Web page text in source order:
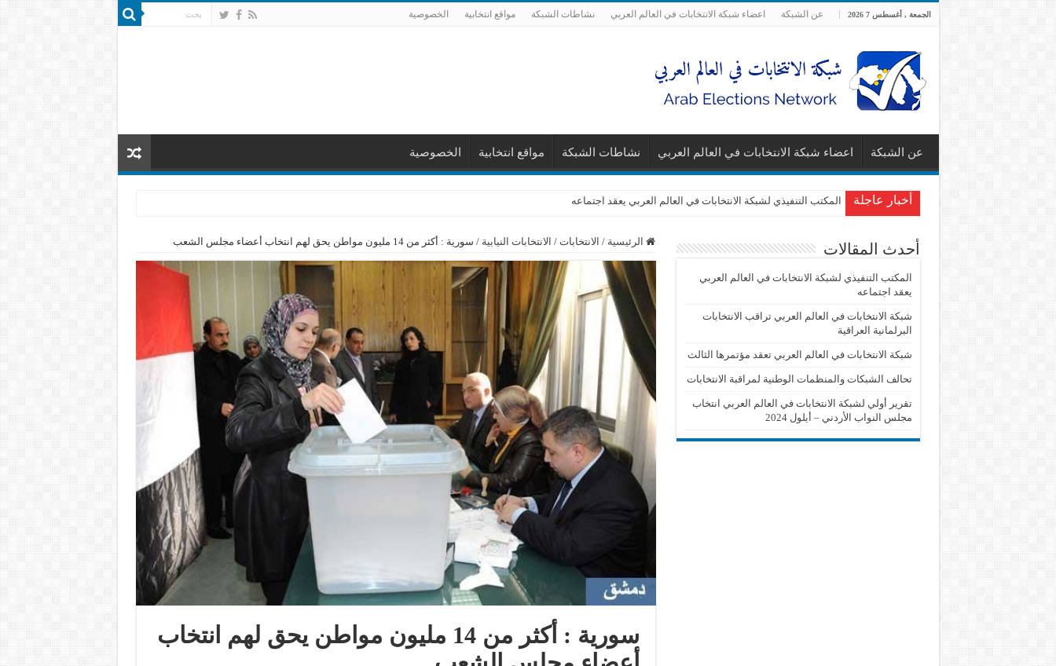
الجمعة , أغسطس 7 2026 عن الشبكة اعضاء شبكة الانتخابات في العالم العربي نشاطات الشبكة مواقع انتخابية الخصوصية
عن الشبكة اعضاء شبكة الانتخابات في العالم العربي نشاطات الشبكة مواقع انتخابية الخصوصية
أخبار عاجلة المكتب التنفيذي لشبكة الانتخابات في العالم العربي يعقد اجتماعه
الرئيسية / الانتخابات / الانتخابات النيابية / سورية : أكثر من 14 مليون مواطن يحق لهم انتخاب أعضاء مجلس الشعب
سورية : أكثر من 14 مليون مواطن يحق لهم انتخاب
أحدث المقالات
المكتب التنفيذي لشبكة الانتخابات في العالم العربي
يعقد اجتماعه
شبكة الانتخابات في العالم العربي تراقب الانتخابات
البرلمانية العراقية
شبكة الانتخابات في العالم العربي تعقد مؤتمرها الثالث
تحالف الشبكات والمنظمات الوطنية لمراقبة الانتخابات
تقرير أولي لشبكة الانتخابات في العالم العربي انتخاب
مجلس النواب الأردني – أيلول 2024